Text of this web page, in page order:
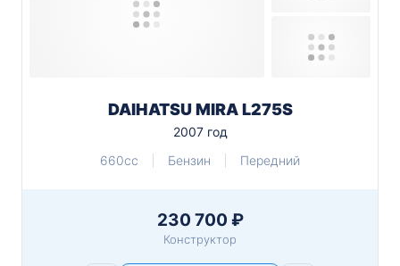
DAIHATSU MIRA L275S
2007 год
660cc
Бензин Передний
230 700 ₽
Конструктор